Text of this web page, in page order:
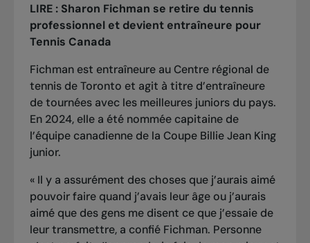
LIRE : Sharon Fichman se retire du tennis
professionnel et devient entraîneure pour
Tennis Canada
Fichman est entraîneure au Centre régional de
tennis de Toronto et agit à titre d’entraîneure
de tournées avec les meilleures juniors du pays.
En 2024, elle a été nommée capitaine de
l’équipe canadienne de la Coupe Billie Jean King
junior.
« Il y a assurément des choses que j’aurais aimé
pouvoir faire quand j’avais leur âge ou j’aurais
aimé que des gens me disent ce que j’essaie de
leur transmettre, a confié Fichman. Personne